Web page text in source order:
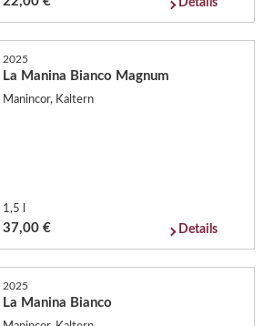
Details
2025
La Manina Bianco Magnum
Manincor, Kaltern
1,5 l
37,00 € Details
2025
La Manina Bianco